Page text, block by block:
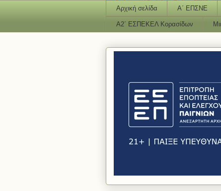
Αρχική σελίδα Α΄ ΕΠΣΝΕ
Α2΄ ΕΣΠΕΚΕΛ Κορασίδων